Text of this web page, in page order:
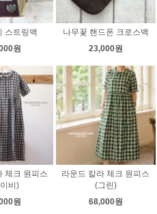
스트링백
원
나무꽃 핸드폰 크로스백
23,000원
체크 원피스
비)
원
라운드 칼라 체크 원피스
(그린)
68,000원